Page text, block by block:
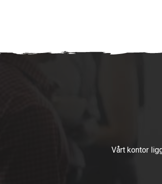
Vårt kontor